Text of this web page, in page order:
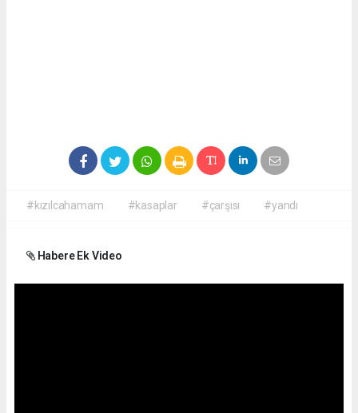
#kızılcahamam #kasaplar #çarşısı #yandı
Habere Ek Video